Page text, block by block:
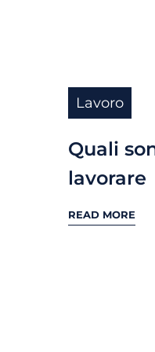
Lavoro
Quali
lavorare
READ MORE